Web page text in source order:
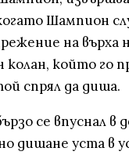
Шампион
на
колан, който го
спрял да диша.
се впуснал в
дишане уста в